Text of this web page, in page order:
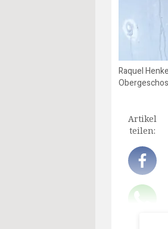
Raquel
Artikel
teilen: